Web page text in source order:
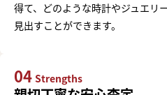
得て、どのような時計やジュエリ
見出すことができます。
04 Strengths